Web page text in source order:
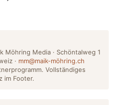
Möhring Media · Schöntalweg 1
· mm@maik-möhring.ch
Vollständiges
im Footer.